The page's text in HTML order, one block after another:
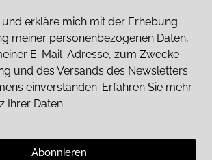
und erkläre mich mit der Erhebung
meiner personenbezogenen Daten,
E-Mail-Adresse, zum Zwecke
und des Versands des Newsletters
einverstanden. Erfahren Sie mehr
Ihrer Daten
Abonnieren